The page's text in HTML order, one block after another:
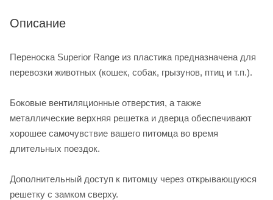
Описание
Переноска Superior Range из пластика предназначена для
перевозки животных (кошек, собак, грызунов, птиц и т.п.).
Боковые вентиляционные отверстия, а также
металлические верхняя решетка и дверца обеспечивают
хорошее самочувствие вашего питомца во время
длительных поездок.
Дополнительный доступ к питомцу через открывающуюся
решетку с замком сверху.